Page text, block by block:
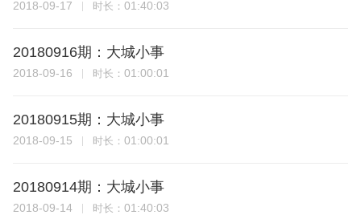
2018-09-17 时长： 01:40:03
20180916期：大城小事
2018-09-16 时长： 01:00:01
20180915期：大城小事
2018-09-15 时长： 01:00:01
20180914期：大城小事
2018-09-14 时长： 01:40:03